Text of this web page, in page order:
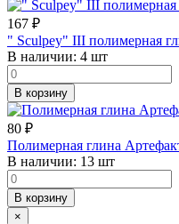
167 ₽
" Sculpey" III полимерная
В наличии: 4 шт
В корзину
80 ₽
Полимерная глина
В наличии: 13 шт
В корзину
×